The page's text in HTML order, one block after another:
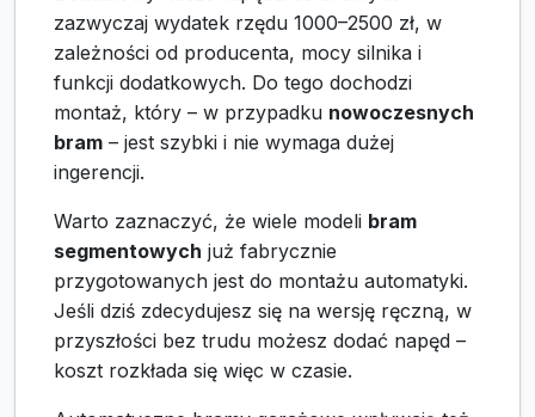
zazwyczaj wydatek rzędu 1000–2500 zł, w
zależności od producenta, mocy silnika i
funkcji dodatkowych. Do tego dochodzi
montaż, który – w przypadku nowoczesnych
bram – jest szybki i nie wymaga dużej
ingerencji.
Warto zaznaczyć, że wiele modeli bram
segmentowych już fabrycznie
przygotowanych jest do montażu automatyki.
Jeśli dziś zdecydujesz się na wersję ręczną, w
przyszłości bez trudu możesz dodać napęd –
koszt rozkłada się więc w czasie.